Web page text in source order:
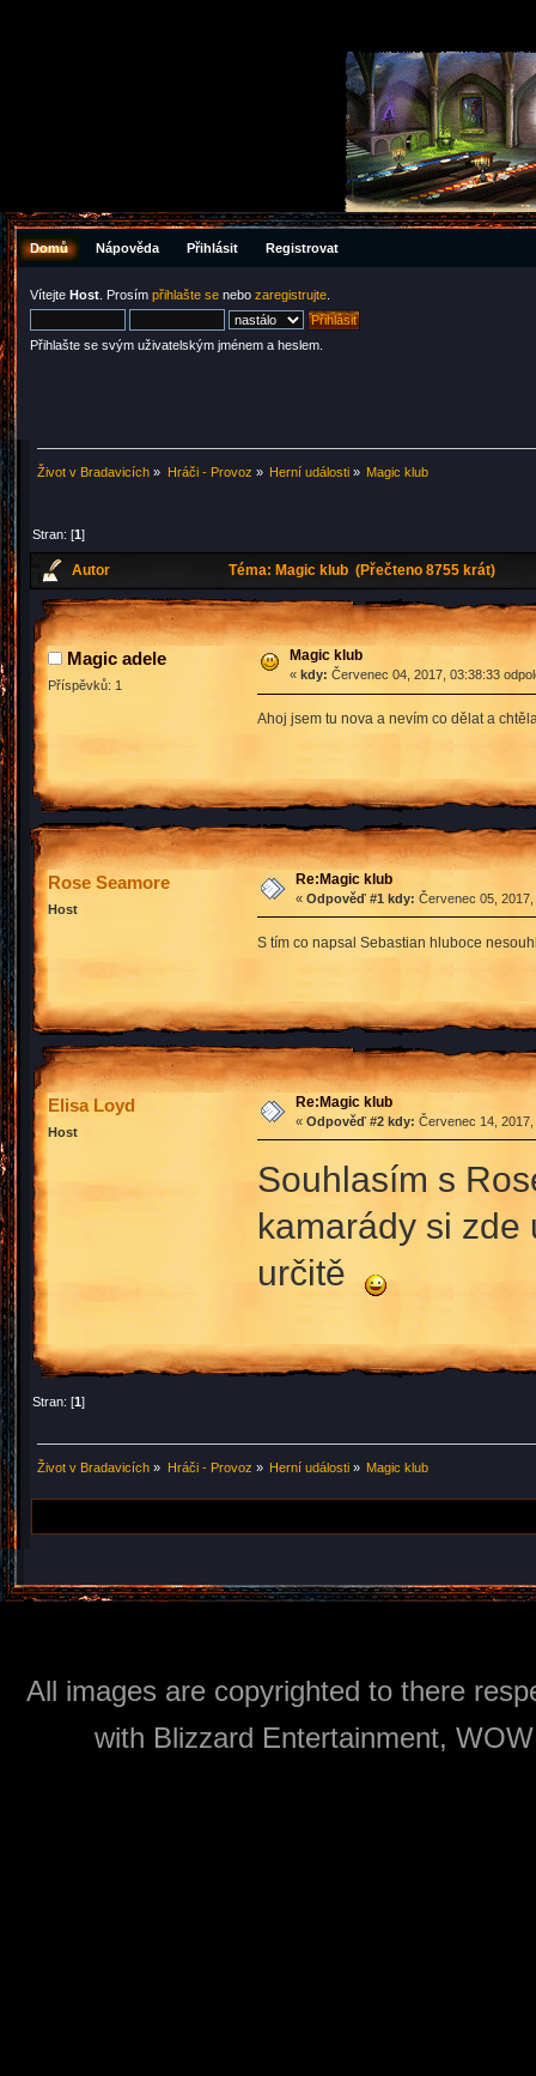
Domů Nápověda Přihlásit Registrovat
Vítejte Host . Prosím přihlašte se nebo zaregistrujte
Přihlašte se svým uživatelským jménem a heslem.
Život v Bradavicích » Hráči - Provoz » Herní události» Magic klub
Stran: [1]
Autor Téma: Magic klub (Přečteno 8755 krát)
Magic adele
Příspěvků: 1
Magic klub
« kdy: Červenec 04, 2017, 03:38:33
Ahoj jsem tu nova a nevím co dělat a
Rose Seamore
Host
Re:Magic klub
« Odpověď #1 kdy: Červenec 05,
S tím co napsal Sebastian hluboce
Elisa Loyd
Host
Re:Magic klub
« Odpověď #2 kdy: Červenec 14,
Souhlasím s
kamarády si zde
určitě
Stran: [1]
Život v Bradavicích » Hráči - Provoz » Herní události» Magic klub
All images are copyrighted to there
with Blizzard Entertainment,